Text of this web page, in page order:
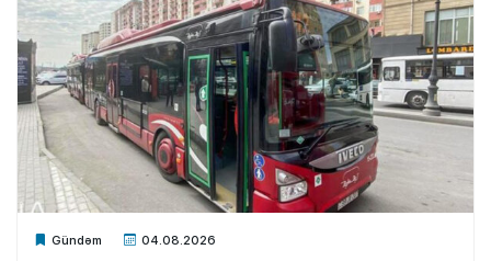
Gündəm 04.08.2026
Xalq.Online